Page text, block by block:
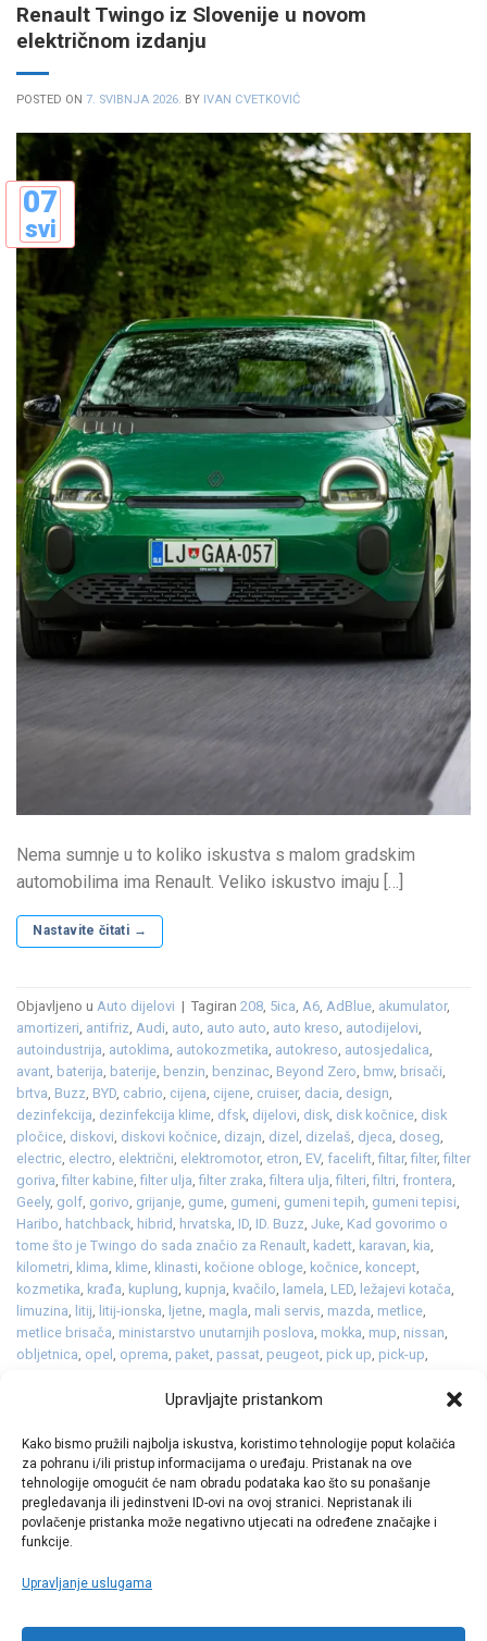
Upravljajte pristankom
Kako bismo pružili najbolja iskustva, koristimo tehnologije poput kolačića
za pohranu i/ili pristup informacijama o uređaju. Pristanak na ove
tehnologije omogućit će nam obradu podataka kao što su ponašanje
pregledavanja ili jedinstveni ID-ovi na ovoj stranici. Nepristanak ili
povlačenje pristanka može negativno utjecati na određene značajke i
funkcije.
Upravljanje uslugama
Renault Twingo iz Slovenije u novom
električnom izdanju
POSTED ON 7. SVIBNJA 2026. BY IVAN CVETKOVIĆ
07
svi
Nema sumnje u to koliko iskustva s malom gradskim
automobilima ima Renault. Veliko iskustvo imaju […]
Nastavite čitati →
Objavljeno u Auto dijelovi | Tagiran 208 5ica A6 AdBlue akumulator,
amortizeri antifriz Audi auto auto auto auto kreso autodijelovi
autoindustrija autoklima autokozmetika autokreso autosjedalica
avant baterija baterije benzin benzinac Beyond Zero bmw brisači
brtva Buzz BYD cabrio cijena cijene cruiser, dacia design
dezinfekcija dezinfekcija klime dfsk dijelovi disk disk kočnice disk
pločice diskovi diskovi kočnice dizajn dizel dizelaš djeca doseg
electric electro električni elektromotor, etron EV, facelift ,filtar,filter,filter
goriva ,filter kabine ,filter ulja ,filter zraka ,filtera ulja ,filteri ,filtri frontera
Geely, golf gorivo grijanje gume gumeni gumeni tepih gumeni tepisi
Haribo hatchback hibrid hrvatska ID ID. Buzz Juke Kad govorimo o
tome što je Twingo do sada značio za Renault kadett karavan kia
kilometri klima klime klinasti kočione obloge kočnice koncept
kozmetika krađa kuplung kupnja kvačilo lamela LED ležajevi kotača
limuzina litij litij-ionska ljetne magla mali servis mazda metlice
metlice brisača ministarstvo unutarnjih poslova mokka mup nissan
obljetnica opel oprema paket passat peugeot pick up pick-up
postignuća,potrošnja,premijer,
R5,rabljeni, razvod lanca, redizajn Ostavite komentar
1 2 3 4 … 14
Call centar